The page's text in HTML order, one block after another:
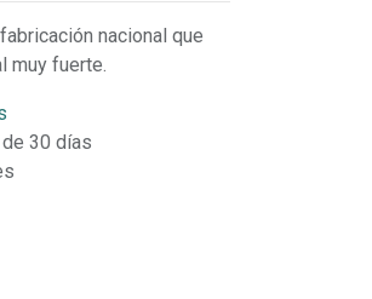
nacional que
muy fuerte.
30 días